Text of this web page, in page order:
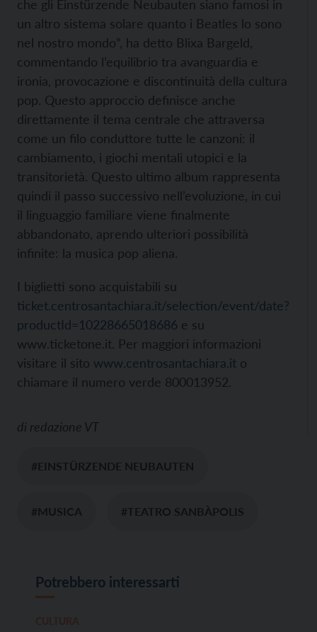
che gli Einstürzende Neubauten siano famosi in
un altro sistema solare quanto i Beatles lo sono
nel nostro mondo”, ha detto Blixa Bargeld,
commentando l’equilibrio tra avanguardia e
ironia, provocazione e discontinuità della cultura
pop. Questo approccio definisce anche
direttamente il tema centrale che attraversa
come un filo conduttore tutte le canzoni: il
cambiamento, i giochi mentali utopici e la
transitorietà. Questo ultimo album rappresenta
quindi il passo successivo nell’evoluzione, in cui
il linguaggio familiare viene finalmente
abbandonato, aprendo ulteriori possibilità
infinite: la musica pop aliena.
I biglietti sono acquistabili su
ticket.centrosantachiara.it/selection/event/date?
productId=10228665018686 e su
www.ticketone.it. Per maggiori informazioni
visitare il sito www.centrosantachiara.it o
chiamare il numero verde 800013952.
di redazione VT
#EINSTÜRZENDE NEUBAUTEN
#MUSICA #TEATRO SANBÀPOLIS
Potrebbero interessarti